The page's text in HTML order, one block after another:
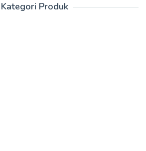
Kategori Produk